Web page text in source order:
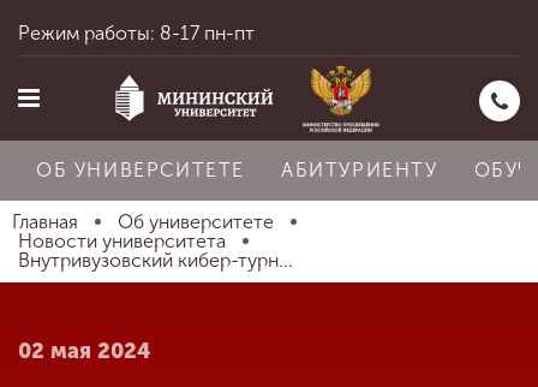
Главная
Режим работы: 8-17 пн-пт
ОБ УНИВЕРСИТЕТЕ АБИТУРИЕНТУ
Главная
Об университете
Новости университета
Внутривузовский кибер-турн...
02 мая 2024